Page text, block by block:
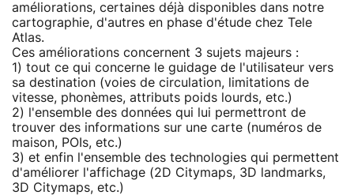
améliorations, certaines déjà disponibles dans notre
cartographie, d'autres en phase d'étude chez Tele
Atlas.
Ces améliorations concernent 3 sujets majeurs :
1) tout ce qui concerne le guidage de l'utilisateur vers
sa destination (voies de circulation, limitations de
vitesse, phonèmes, attributs poids lourds, etc.)
2) l'ensemble des données qui lui permettront de
trouver des informations sur une carte (numéros de
maison, POIs, etc.)
3) et enfin l'ensemble des technologies qui permettent
d'améliorer l'affichage (2D Citymaps, 3D landmarks,
3D Citymaps, etc.)